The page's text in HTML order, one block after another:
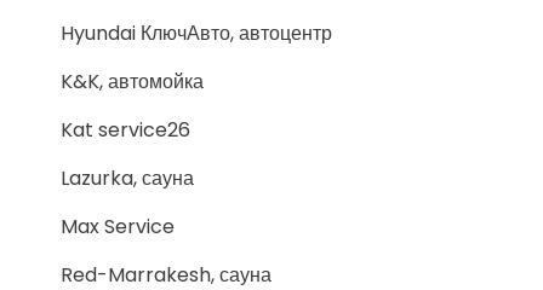
Hyundai КлючАвто, автоцентр
K&K, автомойка
Kat service26
Lazurka, сауна
Max Service
Red-Marrakesh, сауна